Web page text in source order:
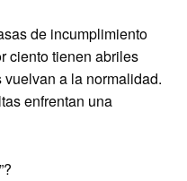
de incumplimiento
ciento tienen abriles
a la normalidad.
enfrentan una